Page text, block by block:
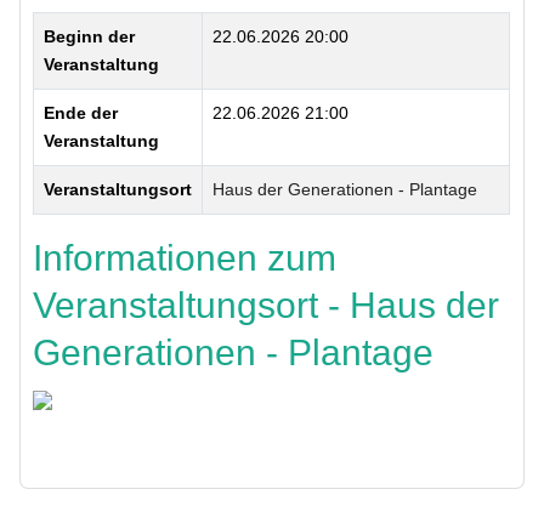
Beginn der
Veranstaltung
22.06.2026 20:00
Ende der
Veranstaltung
22.06.2026 21:00
Veranstaltungsort Haus der Generationen - Plantage
Informationen zum
Veranstaltungsort - Haus der
Generationen - Plantage